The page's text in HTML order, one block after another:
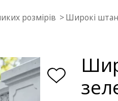
розмірів Широкі